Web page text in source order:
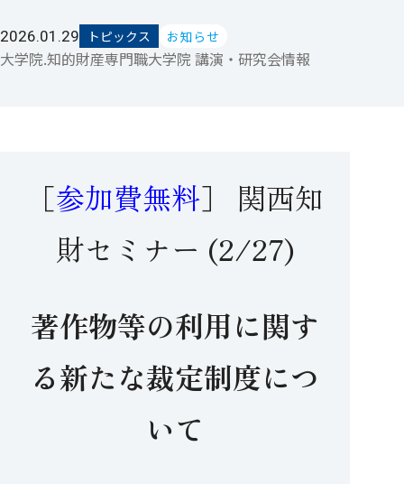
2026.01.29 トピックス お知らせ
大学院.知的財産専門職大学院 講演・研究会情報
［参加費無料］ 関西知
財セミナー (2/27)
著作物等の利用に関す
る新たな裁定制度につ
いて